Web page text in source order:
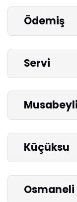
Ödemiş
Servi
Musabeyli
Küçüksu
Osmaneli